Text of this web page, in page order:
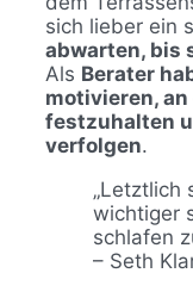
sich lieber ein
abwarten, bis
Als Berater
motivieren,
festzuhalten
verfolgen.
„Letztlich
wichtiger
schlafen
– Seth